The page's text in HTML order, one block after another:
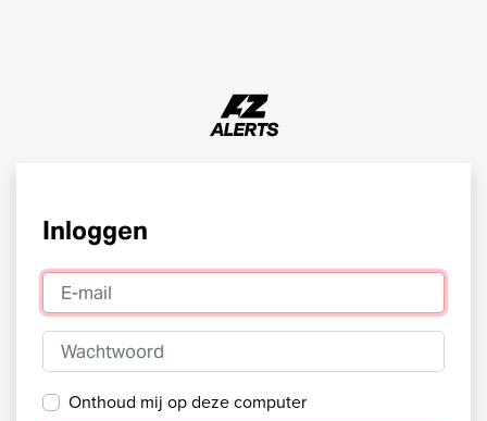
Inloggen
E-mail
Wachtwoord
Onthoud mij op deze computer